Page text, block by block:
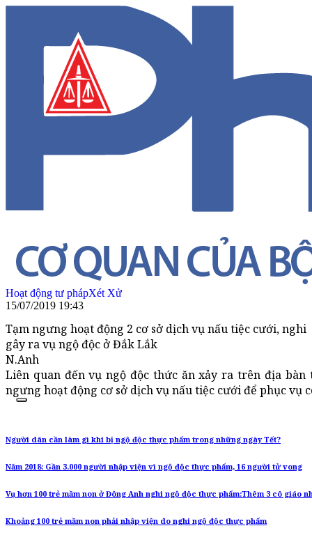
Hoạt động tư phápXét Xử
15/07/2019 19:43
Tạm ngưng hoạt động 2 cơ sở dịch vụ nấu tiệc cưới, nghi
gây ra vụ ngộ độc ở Đắk Lắk
N.Anh
Liên quan đến vụ ngộ độc thức ăn xảy ra trên địa
ngưng hoạt động cơ sở dịch vụ nấu tiệc cưới để phục vụ
Người dân cần làm gì khi bị ngộ độc thực phẩm trong những ngày Tết?
Năm 2018: Gần 3.000 người nhập viện vì ngộ độc thực phẩm, 16 người tử vong
Vụ hơn 100 trẻ mầm non ở Đông Anh nghi ngộ độc thực phẩm:Thêm 3 cô giáo
Khoảng 100 trẻ mầm non phải nhập viện do nghi ngộ độc thực phẩm